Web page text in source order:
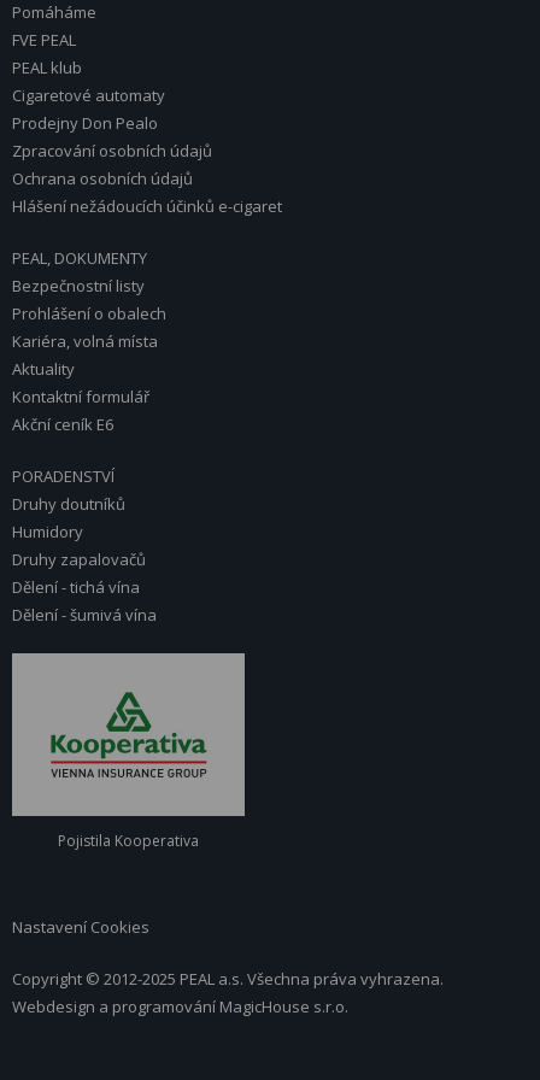
Pomáháme
FVE PEAL
PEAL klub
Cigaretové automaty
Prodejny Don Pealo
Zpracování osobních údajů
Ochrana osobních údajů
Hlášení nežádoucích účinků e-cigaret
PEAL, DOKUMENTY
Bezpečnostní listy
Prohlášení o obalech
Kariéra, volná místa
Aktuality
Kontaktní formulář
Akční ceník E6
PORADENSTVÍ
Druhy doutníků
Humidory
Druhy zapalovačů
Dělení - tichá vína
Dělení - šumivá vína
Pojistila Kooperativa
Nastavení Cookies
Copyright © 2012-2025 PEAL a.s. Všechna práva vyhrazena.
Webdesign a programování MagicHouse s.r.o.